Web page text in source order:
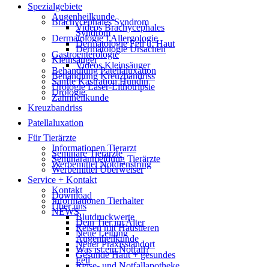
Spezialgebiete
Augenheilkunde
Brachycephales Syndrom
Videos Brachycephales
Syndrom
Dermatologie I Allergologie
Dermatologie Fell u. Haut
Dermatologie Ursachen
Gastroenterologie
Kleinsäuger
Videos Kleinsäuger
Behandlung Patellaluxation
Behandlung Kreuzbandriss
Sanfte Kastration Hündin
Urologie Laser-Lithotripsie
Urologie
Zahnheilkunde
Kreuzbandriss
Patellaluxation
Für Tierärzte
Informationen Tierarzt
Seminare Tierärzte
Seminaranmeldung Tierärzte
Werbemittel Notdienstring
Werbemittel Überweiser
Service + Kontakt
Kontakt
Download
Informationen Tierhalter
Über uns
NEWS
Blutdruckwerte
Dein Tier im Alter
Reisen mit Haustieren
Neue Leitung
Augenheilkunde
Neuer Praxisstandort
Was ist ein Notfall?
Gesunde Haut + gesundes
Fell